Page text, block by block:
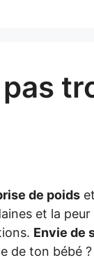
de poids
et la
Envie de
de ton bébé